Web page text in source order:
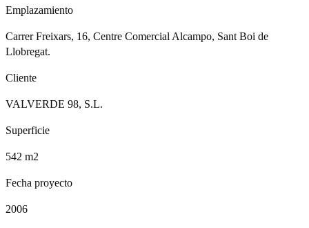
Emplazamiento
Carrer Freixars, 16, Centre Comercial Alcampo, Sant Boi de
Llobregat.
Cliente
VALVERDE 98, S.L.
Superficie
542 m2
Fecha proyecto
2006